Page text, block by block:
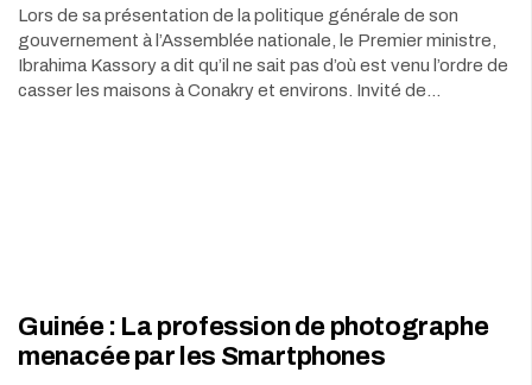
Lors de sa présentation de la politique générale de son
gouvernement à l’Assemblée nationale, le Premier ministre,
Ibrahima Kassory a dit qu’il ne sait pas d’où est venu l’ordre de
casser les maisons à Conakry et environs. Invité de…
Guinée : La profession de photographe
menacée par les Smartphones